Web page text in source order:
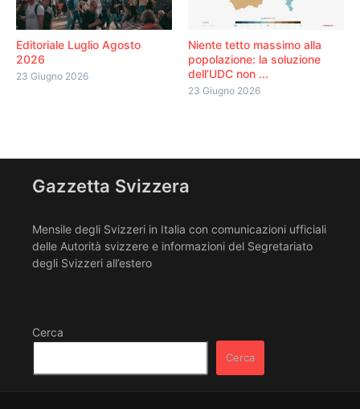
Editoriale Luglio Agosto
2026
23 Giugno 2026
Niente tetto massimo alla
popolazione: la soluzione
dell’UDC non ...
23 Giugno 2026
Gazzetta Svizzera
Mensile degli Svizzeri in Italia con comunicazioni ufficiali
delle Autorità svizzere e informazioni del Segretariato
degli Svizzeri all’estero
Cerca
Cerca